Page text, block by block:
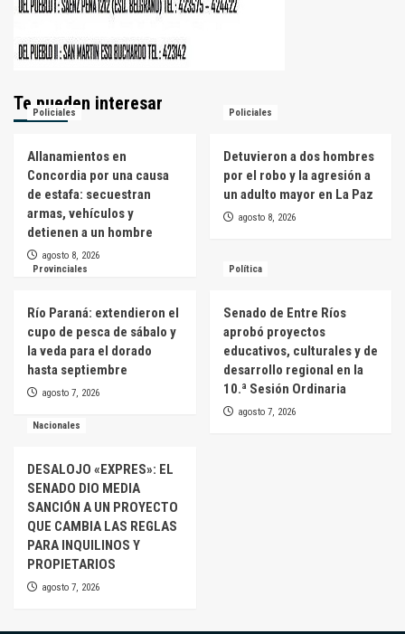
Te pueden interesar
Policiales
Allanamientos en
Concordia por una causa
de estafa: secuestran
armas, vehículos y
detienen a un hombre
agosto 8, 2026
Policiales
Detuvieron a dos hombres
por el robo y la agresión a
un adulto mayor en La Paz
agosto 8, 2026
Provinciales
Río Paraná: extendieron el
cupo de pesca de sábalo y
la veda para el dorado
hasta septiembre
agosto 7, 2026
Política
Senado de Entre Ríos
aprobó proyectos
educativos, culturales y de
desarrollo regional en la
10.ª Sesión Ordinaria
agosto 7, 2026
Nacionales
DESALOJO «EXPRES»: EL
SENADO DIO MEDIA
SANCIÓN A UN PROYECTO
QUE CAMBIA LAS REGLAS
PARA INQUILINOS Y
PROPIETARIOS
agosto 7, 2026